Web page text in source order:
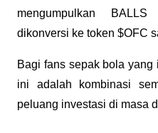
mengumpulkan
dikonversi ke token $OFC
Bagi fans sepak bola
ini adalah kombinasi
peluang investasi di masa